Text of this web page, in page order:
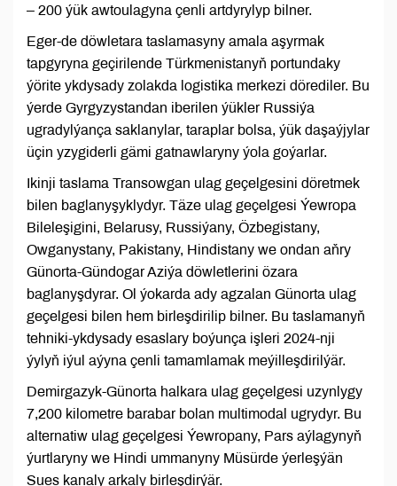
– 200 ýük awtoulagyna çenli artdyrylyp bilner.
Eger-de döwletara taslamasyny amala aşyrmak
tapgyryna geçirilende Türkmenistanyň portundaky
ýörite ykdysady zolakda logistika merkezi dörediler. Bu
ýerde Gyrgyzystandan iberilen ýükler Russiýa
ugradylýança saklanylar, taraplar bolsa, ýük daşaýjylar
üçin yzygiderli gämi gatnawlaryny ýola goýarlar.
Ikinji taslama Transowgan ulag geçelgesini döretmek
bilen baglanyşyklydyr. Täze ulag geçelgesi Ýewropa
Bileleşigini, Belarusy, Russiýany, Özbegistany,
Owganystany, Pakistany, Hindistany we ondan aňry
Günorta-Gündogar Aziýa döwletlerini özara
baglanyşdyrar. Ol ýokarda ady agzalan Günorta ulag
geçelgesi bilen hem birleşdirilip bilner. Bu taslamanyň
tehniki-ykdysady esaslary boýunça işleri 2024-nji
ýylyň iýul aýyna çenli tamamlamak meýilleşdirilýär.
Demirgazyk-Günorta halkara ulag geçelgesi uzynlygy
7,200 kilometre barabar bolan multimodal ugrydyr. Bu
alternatiw ulag geçelgesi Ýewropany, Pars aýlagynyň
ýurtlaryny we Hindi ummanyny Müsürde ýerleşýän
Sues kanaly arkaly birleşdirýär.